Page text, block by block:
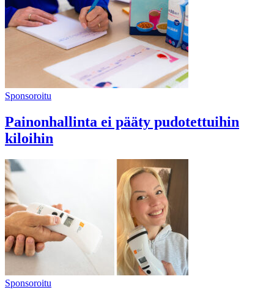
Sponsoroitu
Painonhallinta ei pääty pudotettuihin
kiloihin
Sponsoroitu